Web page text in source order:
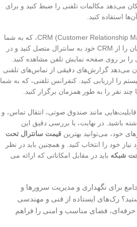
می‌دهد مکالمات تلفنی را ضبط کنید و برای
استفاده کنید.
یکپارچه‌سازی با CRM (Customer Relationship Management)، که به شما
امکان می‌دهد اطلاعات مشتریان را از CRM خود به سانترال متصل کنید و در
بر روی صفحه نمایش تلفن مشاهده کنید.
می‌دهد گزارش‌های دقیقی از تماس‌های تلفنی
را ارزیابی کنید. کنفرانس تلفنی، که به شما
نفر را به طور همزمان برگزار کنید.
قابلیت‌هایی مانند صندوق صوتی، انتقال تماس، و
باشید. در نهایت، با بررسی دقیق این
خود، می‌توانید بهترین قیمت سانترال تحت
نیاز خود را انتخاب کنید. و همچنین باید در نظر
شبکه باید در مقابل امکاناتی که ارائه می
جامع برای نگهداری و مدیریت سرورها و
رک‌های ایستاده از فنی و مهندسی
حرفه‌ای، فضای مناسب و امنی را فراهم